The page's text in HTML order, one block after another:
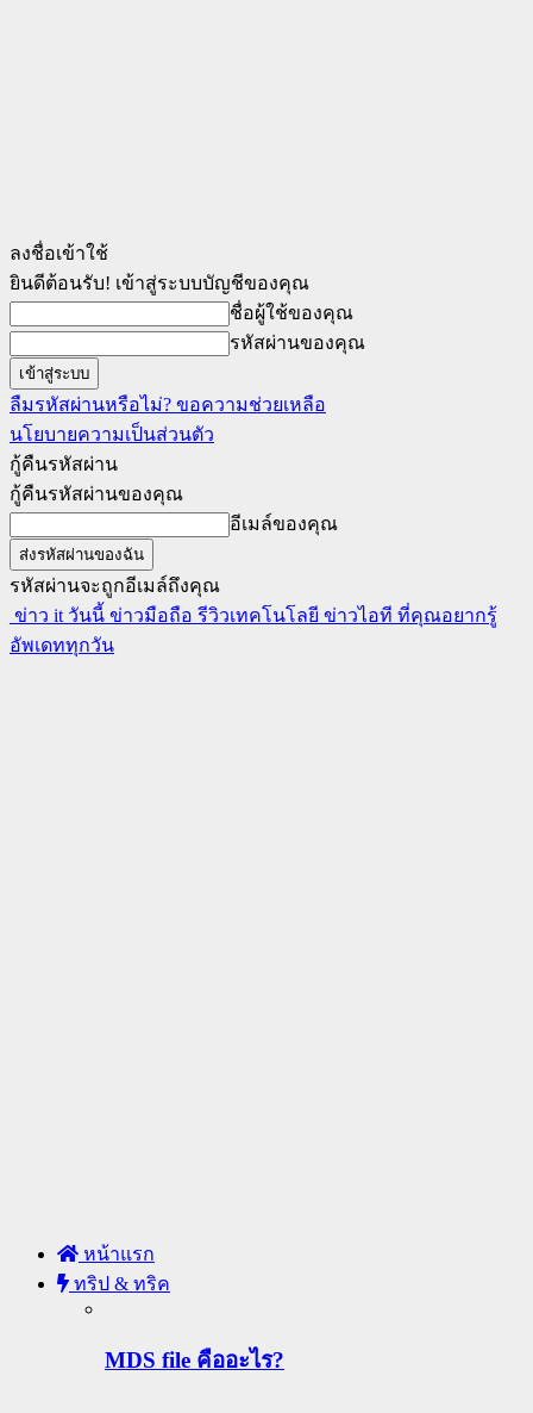
ลงชื่อเข้าใช้
ยินดีต้อนรับ! เข้าสู่ระบบบัญชีของคุณ
ชื่อผู้ใช้ของคุณ
รหัสผ่านของคุณ
ลืมรหัสผ่านหรือไม่? ขอความช่วยเหลือ
นโยบายความเป็นส่วนตัว
กู้คืนรหัสผ่าน
กู้คืนรหัสผ่านของคุณ
อีเมล์ของคุณ
รหัสผ่านจะถูกอีเมล์ถึงคุณ
ข่าว it วันนี้ ข่าวมือถือ รีวิวเทคโนโลยี ข่าวไอที ที่คุณอยากรู้
อัพเดททุกวัน
หน้าแรก
ทริป & ทริค
MDS file คืออะไร?